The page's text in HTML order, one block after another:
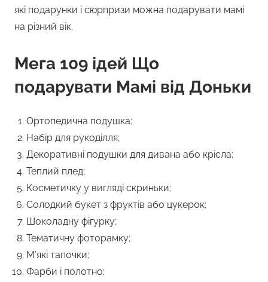
які подарунки і сюрпризи можна подарувати мамі
на різний вік.
Мега 109 ідей Що
подарувати Мамі від Доньки
Ортопедична подушка;
Набір для рукоділля;
Декоративні подушки для дивана або крісла;
Теплий плед;
Косметичку у вигляді скриньки;
Солодкий букет з фруктів або цукерок;
Шоколадну фігурку;
Тематичну фоторамку;
М’які тапочки;
Фарби і полотно;